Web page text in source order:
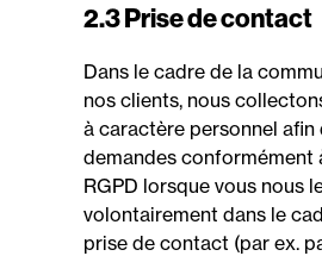
2.3 Prise de contact
Dans le cadre de la
nos clients, nous
à caractère personnel
demandes conformément
RGPD lorsque vous nous
volontairement dans le
prise de contact (par ex.